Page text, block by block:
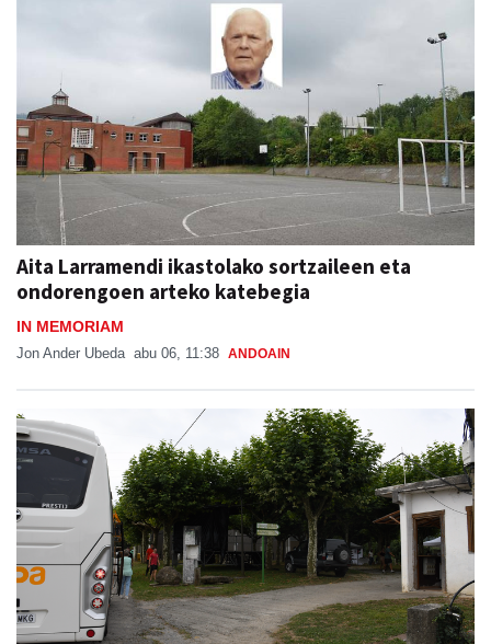
Aita Larramendi ikastolako sortzaileen eta
ondorengoen arteko katebegia
IN MEMORIAM
Jon Ander Ubeda abu 06, 11:38 ANDOAIN